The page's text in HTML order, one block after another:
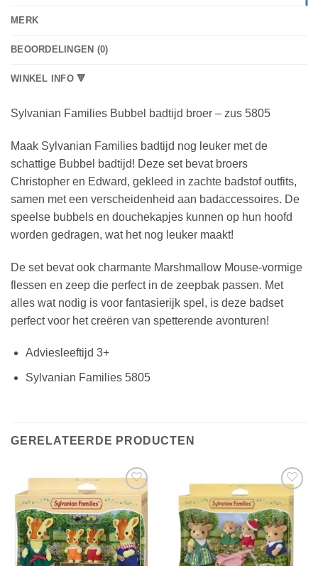
MERK
BEOORDELINGEN (0)
WINKEL INFO 🔻
Sylvanian Families Bubbel badtijd broer – zus 5805
Maak Sylvanian Families badtijd nog leuker met de
schattige Bubbel badtijd! Deze set bevat broers
Christopher en Edward, gekleed in zachte badstof outfits,
samen met een verscheidenheid aan badaccessoires. De
speelse bubbels en douchekapjes kunnen op hun hoofd
worden gedragen, wat het nog leuker maakt!
De set bevat ook charmante Marshmallow Mouse-vormige
flessen en zeep die perfect in de zeepbak passen. Met
alles wat nodig is voor fantasierijk spel, is deze badset
perfect voor het creëren van spetterende avonturen!
Adviesleeftijd 3+
Sylvanian Families 5805
GERELATEERDE PRODUCTEN